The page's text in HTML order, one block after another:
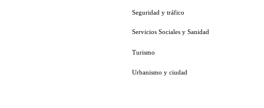
Seguridad y tráfico
Servicios Sociales y Sanidad
Turismo
Urbanismo y ciudad